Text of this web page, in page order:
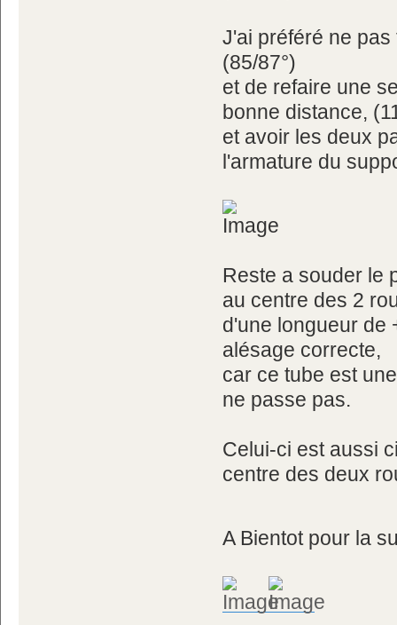
J'ai préféré ne
(85/87°)
et de refaire une
bonne distance,
et avoir les deux
l'armature du
Reste a souder le
au centre des 2
d'une longueur de
alésage correcte,
car ce tube est
ne passe pas.
Celui-ci est aussi
centre des deux
A Bientot pour la